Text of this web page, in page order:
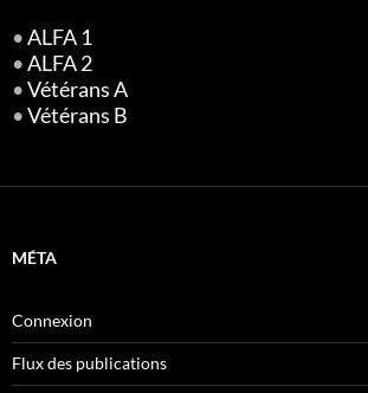
•ALFA 1
•ALFA 2
•Vétérans A
•Vétérans B
MÉTA
Connexion
Flux des publications